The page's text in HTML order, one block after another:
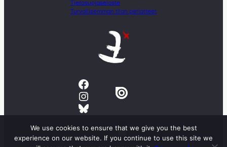
Tietosuojaseloste
Turvallisemman tilan periatteet
Facebook
Instagram
Bluesky
We use cookies to ensure that we give you the best
experience on our website. If you continue to use this site we